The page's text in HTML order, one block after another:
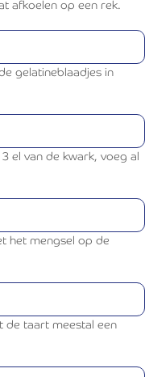
afkoelen op een rek.
gelatineblaadjes in
el van de kwark, voeg al
het mengsel op de
de taart meestal een